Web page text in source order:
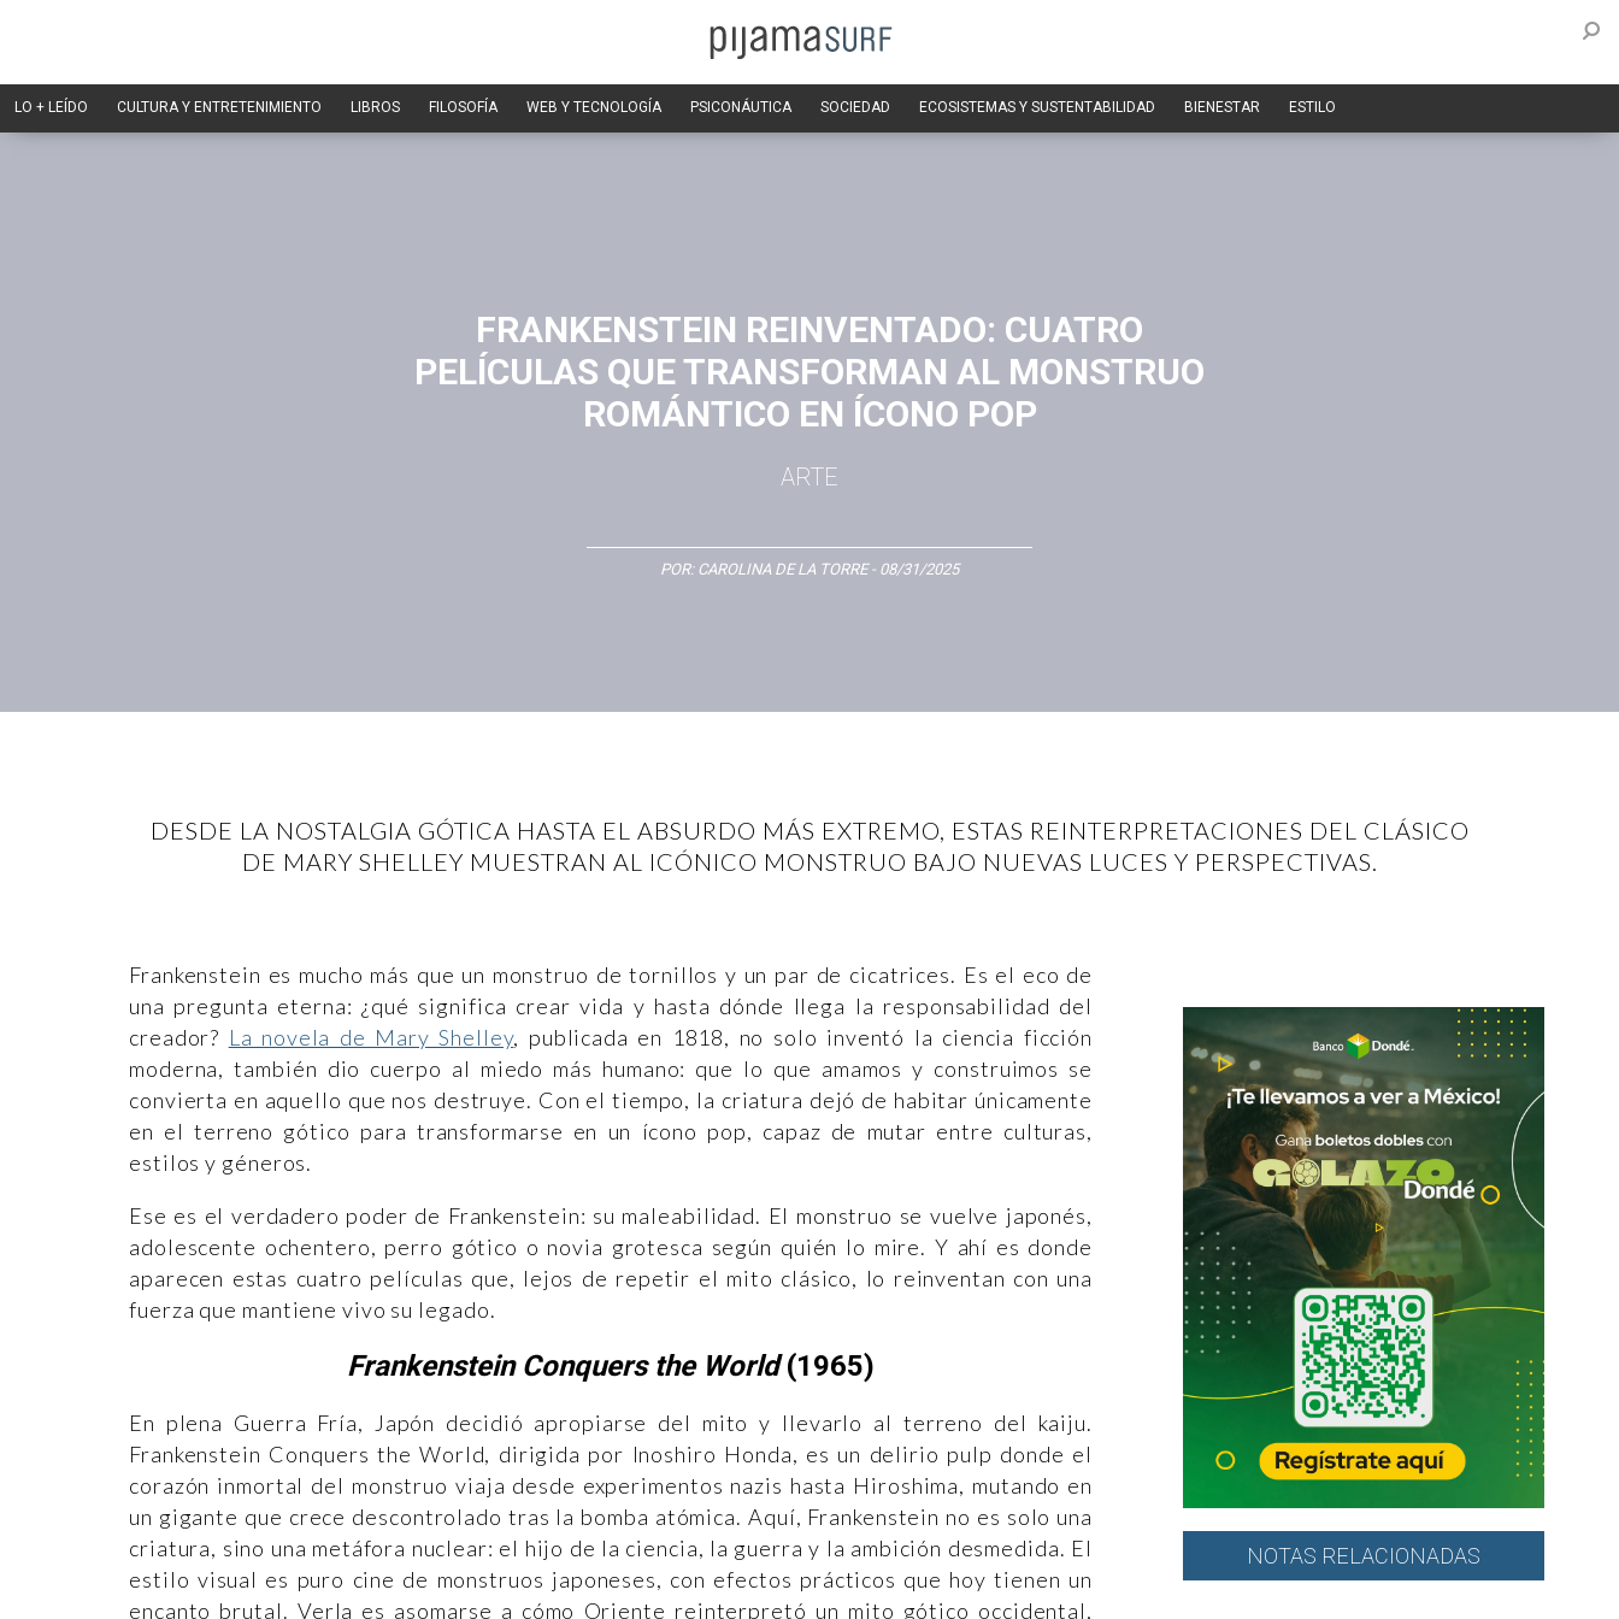
LO + LEÍDO CULTURA Y ENTRETENIMIENTO LIBROS FILOSOFÍA WEB Y TECNOLOGÍA PSICONÁUTICA SOCIEDAD ECOSISTEMAS Y SUSTENTABILIDAD BIENESTAR ESTILO
FRANKENSTEIN REINVENTADO: CUATRO
PELÍCULAS QUE TRANSFORMAN AL MONSTRUO
ROMÁNTICO EN ÍCONO POP
ARTE
POR: CAROLINA DE LA TORRE- 08/31/2025
DESDE LA NOSTALGIA GÓTICA HASTA EL ABSURDO MÁS EXTREMO, ESTAS REINTERPRETACIONES DEL CLÁSICO
DE MARY SHELLEY MUESTRAN AL ICÓNICO MONSTRUO BAJO NUEVAS LUCES Y PERSPECTIVAS.
Frankenstein es mucho más que un monstruo de tornillos y un par de cicatrices. Es el eco de
una pregunta eterna: ¿qué significa crear vida y hasta dónde llega la responsabilidad del
creador? La novela de Mary Shelley, publicada en 1818, no solo inventó la ciencia ficción
moderna, también dio cuerpo al miedo más humano: que lo que amamos y construimos se
convierta en aquello que nos destruye. Con el tiempo, la criatura dejó de habitar únicamente
en el terreno gótico para transformarse en un ícono pop, capaz de mutar entre culturas,
estilos y géneros.
Ese es el verdadero poder de Frankenstein: su maleabilidad. El monstruo se vuelve japonés,
adolescente ochentero, perro gótico o novia grotesca según quién lo mire. Y ahí es donde
aparecen estas cuatro películas que, lejos de repetir el mito clásico, lo reinventan con una
fuerza que mantiene vivo su legado.
Frankenstein Conquers the World(1965)
En plena Guerra Fría, Japón decidió apropiarse del mito y llevarlo al terreno del kaiju.
Frankenstein Conquers the World, dirigida por Inoshiro Honda, es un delirio pulp donde el
corazón inmortal del monstruo viaja desde experimentos nazis hasta Hiroshima, mutando en
un gigante que crece descontrolado tras la bomba atómica. Aquí, Frankenstein no es solo una
criatura, sino una metáfora nuclear: el hijo de la ciencia, la guerra y la ambición desmedida. El
estilo visual es puro cine de monstruos japoneses, con efectos prácticos que hoy tienen un
encanto brutal. Verla es asomarse a cómo Oriente reinterpretó un mito gótico occidental,
NOTAS RELACIONADAS